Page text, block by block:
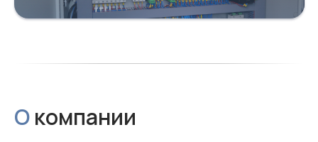
Окомпании